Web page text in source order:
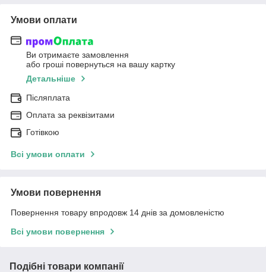
Умови оплати
Ви отримаєте замовлення
або гроші повернуться на вашу картку
Детальніше
Післяплата
Оплата за реквізитами
Готівкою
Всі умови оплати
Умови повернення
Повернення товару впродовж 14 днів за домовленістю
Всі умови повернення
Подібні товари компанії